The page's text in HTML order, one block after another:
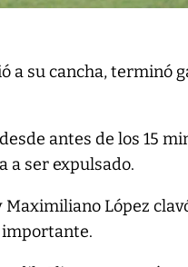
a su cancha, terminó
antes de los 15
a ser expulsado.
Maximiliano López